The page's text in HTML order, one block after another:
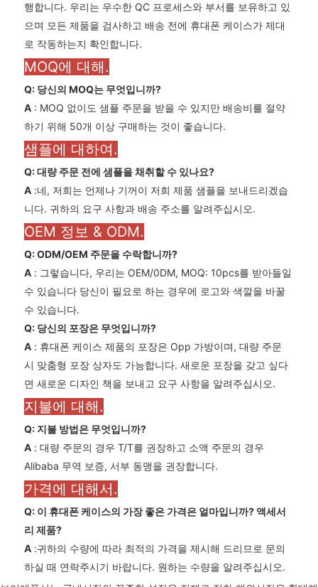
행합니다. 우리는 우수한 QC 프로세스와 부서를 보유하고 있
으며 모든 제품을 검사하고 배송 전에 휴대폰 케이스가 제대
로 작동하는지 확인합니다.
MOQ에 대해.
Q: 당신의 MOQ는 무엇입니까?
A : MOQ 없이도 샘플 주문을 받을 수 있지만 배송비를 절약
하기 위해 50개 이상 구매하는 것이 좋습니다.
샘플에 대하여.
Q: 대량 주문 전에 샘플을 채취할 수 있나요?
A :네, 저희는 언제나 기꺼이 저희 제품 샘플을 보내드리겠습
니다. 귀하의 요구 사항과 배송 주소를 알려주십시오.
OEM 정보 & ODM.
Q: ODM/OEM 주문을 수락합니까?
A : 그렇습니다, 우리는 OEM/0DM, MOQ: 10pcs를 받아들일
수 있습니다 당신이 필요로 하는 경우에 로고와 색깔을 바꿀
수 있습니다.
Q: 당신의 포장은 무엇입니까?
A : 휴대폰 케이스 제품의 포장은 Opp 가방이며, 대량 주문
시 맞춤형 포장 상자도 가능합니다. 새로운 포장을 갖고 싶다
면 새로운 디자인 책을 보내고 요구 사항을 알려주십시오.
지불에 대해.
Q: 지불 방법은 무엇입니까?
A : 대량 주문의 경우 T/T를 권장하고 소액 주문의 경우
Alibaba 무역 보증, 서부 동맹을 권장합니다.
가격에 대해서.
Q: 이 휴대폰 케이스의 가장 좋은 가격은 얼마입니까? 액세서
리 제품?
A :귀하의 수량에 따라 최적의 가격을 제시해 드리므로 문의
하실 때 연락주시기 바랍니다. 원하는 수량을 알려주십시오.